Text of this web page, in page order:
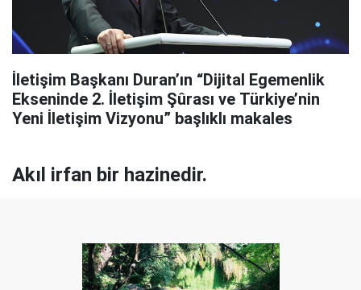
İletişim Başkanı Duran’ın “Dijital Egemenlik
Ekseninde 2. İletişim Şûrası ve Türkiye’nin
Yeni İletişim Vizyonu” başlıklı makales
Akıl irfan bir hazinedir.